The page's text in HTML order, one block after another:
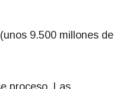
9.500 millones de
proceso. Las